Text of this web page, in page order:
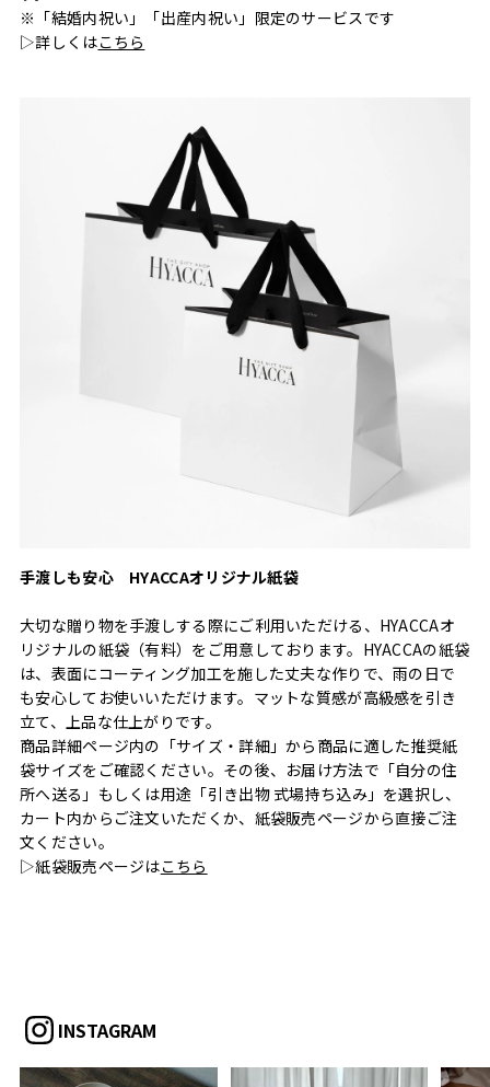
※「結婚内祝い」「出産内祝い」限定のサービスです
▷詳しくはこちら
手渡しも安心 HYACCAオリジナル紙袋
大切な贈り物を手渡しする際にご利用いただける、HYACCAオ
リジナルの紙袋（有料）をご用意しております。HYACCAの紙袋
は、表面にコーティング加工を施した丈夫な作りで、雨の日で
も安心してお使いいただけます。マットな質感が高級感を引き
立て、上品な仕上がりです。
商品詳細ページ内の「サイズ・詳細」から商品に適した推奨紙
袋サイズをご確認ください。その後、お届け方法で「自分の住
所へ送る」もしくは用途「引き出物 式場持ち込み」を選択し、
カート内からご注文いただくか、紙袋販売ページから直接ご注
文ください。
▷紙袋販売ページはこちら
INSTAGRAM